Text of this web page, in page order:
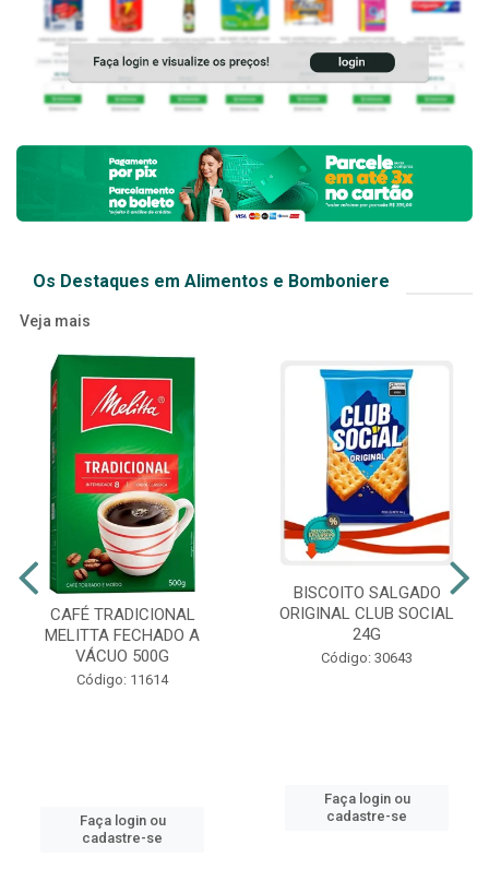
Os Destaques em Alimentos e Bomboniere
Veja mais
CAFÉ TRADICIONAL
MELITTA FECHADO A
VÁCUO 500G
Código: 11614
Faça login ou
cadastre-se
BISCOITO SALGADO
ORIGINAL CLUB SOCIAL
24G
Código: 30643
Faça login ou
cadastre-se